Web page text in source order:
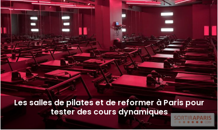
Les salles de pilates et de reformer à Paris pour
tester des cours dynamiques